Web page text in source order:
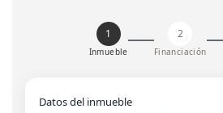
1
Inmueble
2
Financiación
Datos del inmueble